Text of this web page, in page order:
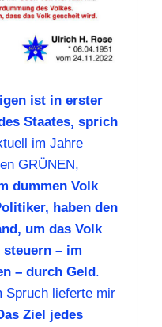
ist in erster
Staates, sprich
im Jahre
GRÜNEN,
dummen Volk
haben den
um das Volk
– im
– durch Geld.
Spruch lieferte mir
Ziel jedes